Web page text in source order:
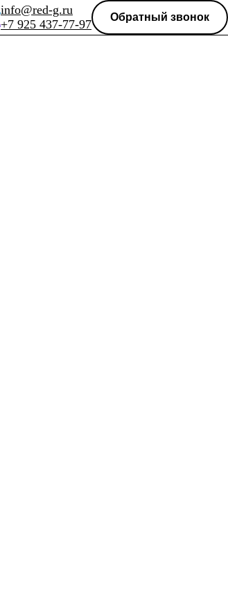
info@red-g.ru
+7 925 437-77-97
Обратный звонок